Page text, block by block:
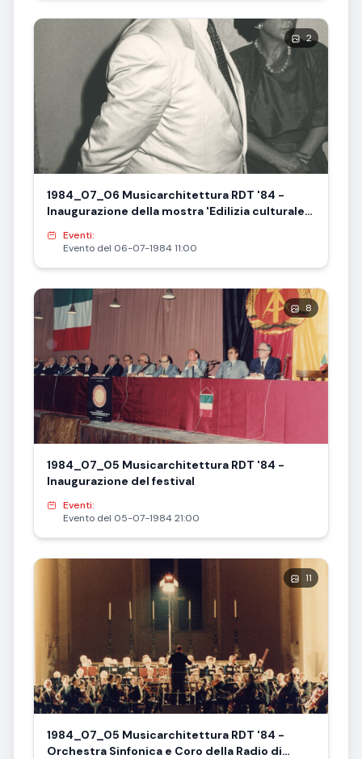
2
1984_07_06 Musicarchitettura RDT '84 -
Inaugurazione della mostra 'Edilizia culturale
Spoltore
Eventi:
Evento del 06-07-1984 11:00
8
1984_07_05 Musicarchitettura RDT '84 -
Inaugurazione del festival
Eventi:
Evento del 05-07-1984 21:00
11
1984_07_05 Musicarchitettura RDT '84 -
Orchestra Sinfonica e Coro della Radio di